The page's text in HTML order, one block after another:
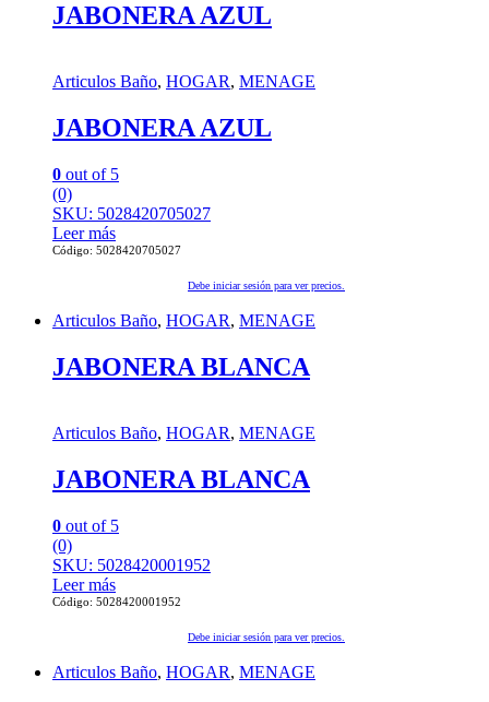
JABONERA AZUL
Articulos Baño, HOGAR, MENAGE
JABONERA AZUL
0 out of 5
(0)
SKU: 5028420705027
Leer más
Código: 5028420705027
Debe iniciar sesión para ver precios.
Articulos Baño, HOGAR, MENAGE
JABONERA BLANCA
Articulos Baño, HOGAR, MENAGE
JABONERA BLANCA
0 out of 5
(0)
SKU: 5028420001952
Leer más
Código: 5028420001952
Debe iniciar sesión para ver precios.
Articulos Baño, HOGAR, MENAGE